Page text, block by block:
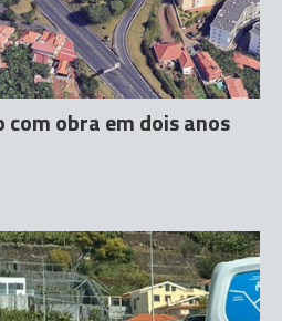
obra em dois anos